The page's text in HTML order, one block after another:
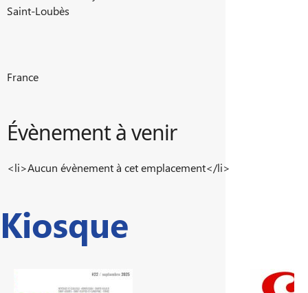
Saint-Loubès
France
Évènement à venir
<li>Aucun évènement à cet emplacement</li>
Kiosque